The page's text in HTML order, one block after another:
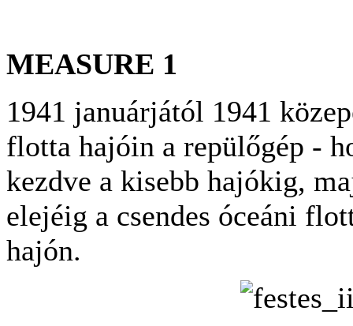
MEASURE 1
1941 januárjától 1941
flotta hajóin a repülőgép -
kezdve a kisebb hajókig,
elejéig a csendes óceáni
hajón.